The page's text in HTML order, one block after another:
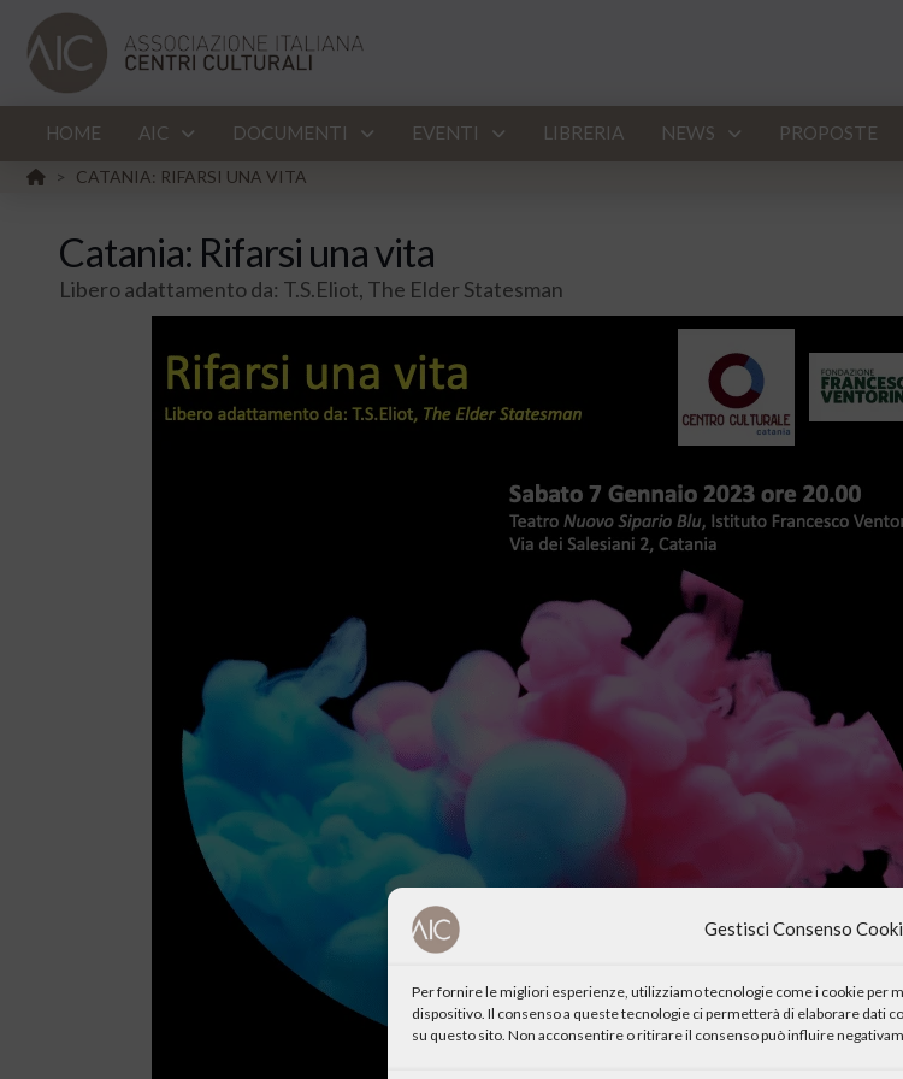
Gestisci Consenso
Per fornire le migliori esperienze, utilizziamo tecnologie come i cookie per
dispositivo. Il consenso a queste tecnologie ci permetterà di elaborare dati
su questo sito. Non acconsentire o ritirare il consenso può influire
HOME AIC DOCUMENTI EVENTI LIBRERIA NEWS PROPOSTE
HOME
> CATANIA: RIFARSI UNA VITA
Catania: Rifarsi una vita
Libero adattamento da: T.S.Eliot, The Elder Statesman